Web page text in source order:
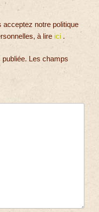
notre politique
à lire ici .
Les champs